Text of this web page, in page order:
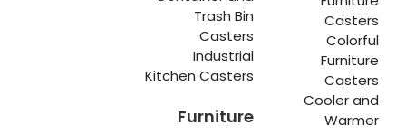
Casters
Colorful
Furniture
Casters
Cooler and
Warmer
Trash Bin
Casters
Industrial
Kitchen Casters
Furniture